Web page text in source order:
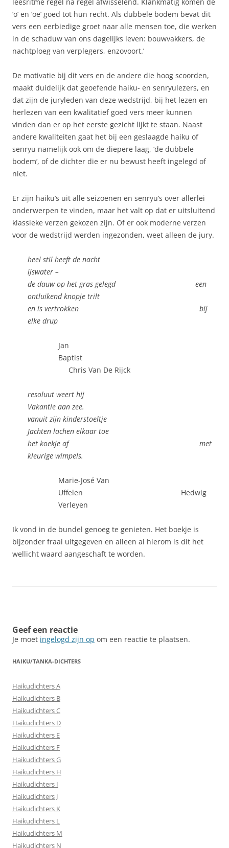
‘o’ en ‘oe’ goed tot hun recht. Als dubbele bodem bevat dit
vers een eerbiedige groet naar alle mensen toe, die werken
in de schaduw van ons dagelijks leven: bouwvakkers, de
nachtploeg van verplegers, enzovoort.’
De motivatie bij dit vers en de andere die hoog scoorden,
maakt duidelijk dat geoefende haiku- en senryulezers, en
dat zijn de juryleden van deze wedstrijd, bij het lezen en
herlezen van een kwalitatief goed vers meer kunnen
vinden dan er op het eerste gezicht lijkt te staan. Naast
andere kwaliteiten gaat het bij een geslaagde haiku of
senryu namelijk ook om de diepere laag, ‘de dubbele
bodem’, of de dichter die er nu bewust heeft ingelegd of
niet.
Er zijn haiku’s uit alle seizoenen en senryu’s over allerlei
onderwerpen te vinden, maar het valt op dat er uitsluitend
klassieke verzen gekozen zijn. Of er ook moderne verzen
voor de wedstrijd werden ingezonden, weet alleen de jury.
heel stil heeft de nacht
ijswater –
de dauw op het gras gelegd een
ontluikend knopje trilt
en is vertrokken bij
elke drup
Jan
Baptist
Chris Van De Rijck
resoluut weert hij
Vakantie aan zee.
vanuit zijn kinderstoeltje
Jachten lachen elkaar toe
het koekje af met
kleurige wimpels.
Marie-José Van
Uffelen Hedwig
Verleyen
Ik vond in de bundel genoeg te genieten. Het boekje is
bijzonder fraai uitgegeven en alleen al hierom is dit het
wellicht waard aangeschaft te worden.
Geef een reactie
Je moet ingelogd zijn op om een reactie te plaatsen.
HAIKU/TANKA-DICHTERS
Haikudichters A
Haikudichters B
Haikudichters C
Haikudichters D
Haikudichters E
Haikudichters F
Haikudichters G
Haikudichters H
Haikudichters I
Haikudichters J
Haikudichters K
Haikudichters L
Haikudichters M
Haikudichters N